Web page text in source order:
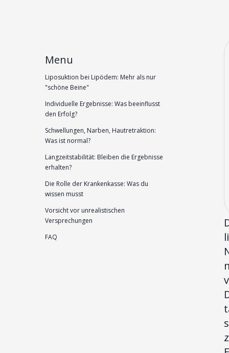
Menu
Liposuktion bei Lipödem: Mehr als nur
"schöne Beine"
Individuelle Ergebnisse: Was beeinflusst
den Erfolg?
Schwellungen, Narben, Hautretraktion:
Was ist normal?
Langzeitstabilität: Bleiben die Ergebnisse
erhalten?
Die Rolle der Krankenkasse: Was du
wissen musst
Vorsicht vor unrealistischen
Versprechungen
FAQ